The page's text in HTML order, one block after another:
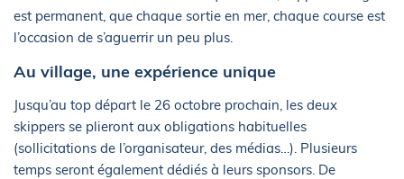
est permanent, que chaque sortie en mer, chaque course est
l’occasion de s’aguerrir un peu plus.
Au village, une expérience unique
Jusqu’au top départ le 26 octobre prochain, les deux
skippers se plieront aux obligations habituelles
(sollicitations de l’organisateur, des médias…). Plusieurs
temps seront également dédiés à leurs sponsors. De